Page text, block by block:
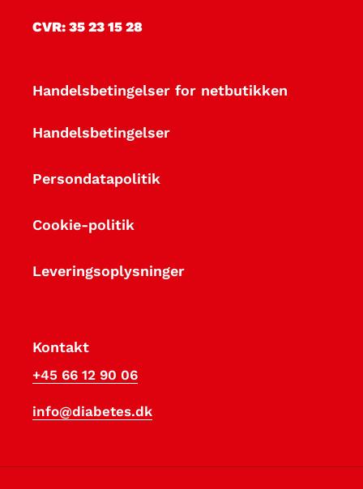
CVR: 35 23 15 28
Handelsbetingelser for netbutikken
Handelsbetingelser
Persondatapolitik
Cookie-politik
Leveringsoplysninger
Kontakt
+45 66 12 90 06
info@diabetes.dk